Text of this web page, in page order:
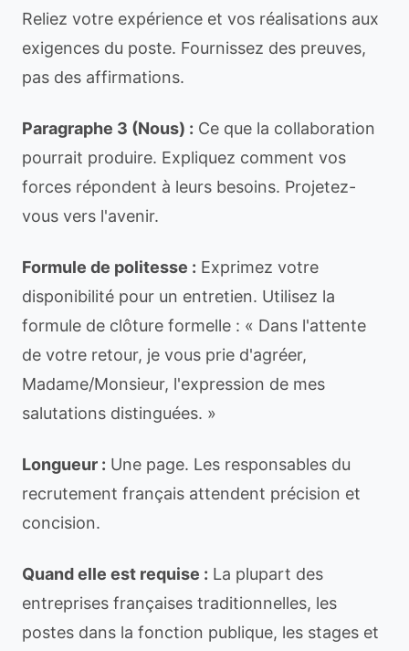
Reliez votre expérience et vos réalisations aux
exigences du poste. Fournissez des preuves,
pas des affirmations.
Paragraphe 3 (Nous) : Ce que la collaboration
pourrait produire. Expliquez comment vos
forces répondent à leurs besoins. Projetez-
vous vers l'avenir.
Formule de politesse : Exprimez votre
disponibilité pour un entretien. Utilisez la
formule de clôture formelle : « Dans l'attente
de votre retour, je vous prie d'agréer,
Madame/Monsieur, l'expression de mes
salutations distinguées. »
Longueur : Une page. Les responsables du
recrutement français attendent précision et
concision.
Quand elle est requise : La plupart des
entreprises françaises traditionnelles, les
postes dans la fonction publique, les stages et